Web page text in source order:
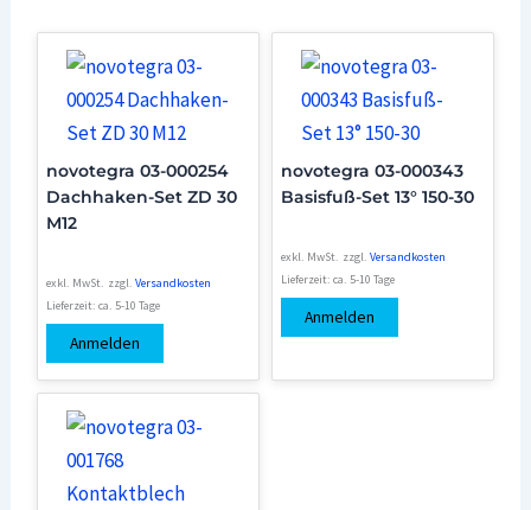
novotegra 03-000254
Dachhaken-Set ZD 30
M12
exkl. MwSt. zzgl.Versandkosten
Lieferzeit:ca. 5-10 Tage
Anmelden
novotegra 03-000343
Basisfuß-Set 13° 150-30
exkl. MwSt. zzgl. Versandkosten
Lieferzeit: ca. 5-10 Tage
Anmelden